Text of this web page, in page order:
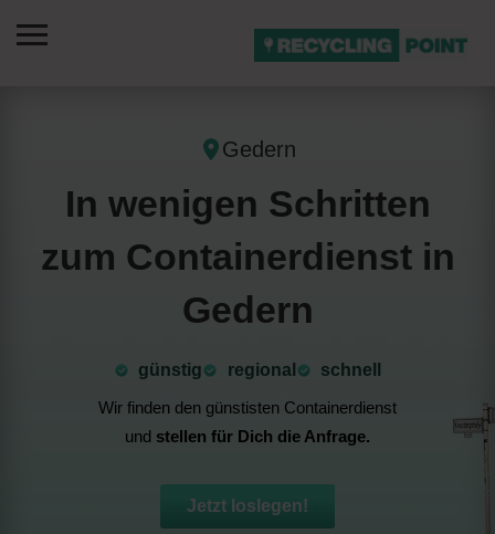
Gedern
In wenigen Schritten
zum Containerdienst in
Gedern
günstig ⁠regional
schnell
Wir finden den günstisten Containerdienst
und stellen für Dich die Anfrage.
Jetzt loslegen!